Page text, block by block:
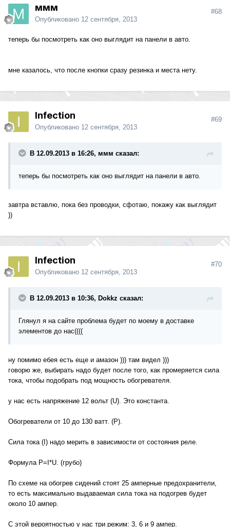
ммм
Опубликовано 12 сентября, 2013
#68
теперь бы посмотреть как оно выглядит на панели в авто.
мне казалось, что после кнопки сразу резинка и места нету.
Infection
Опубликовано 12 сентября, 2013
#69
В 12.09.2013 в 16:26, ммм сказал:
теперь бы посмотреть как оно выглядит на панели в авто.
завтра вставлю, пока без проводки, сфотаю, покажу как выглядит
))
Infection
Опубликовано 12 сентября, 2013
#70
В 12.09.2013 в 10:36, Dokkz сказал:
Глянул я на сайте проблема будет по моему в доставке
элементов до нас((((
ну помимо ебея есть еще и амазон ))) там видел )))
говорю же, выбирать надо будет после того, как промеряется сила
тока, чтобы подобрать под мощность обогревателя.
у нас есть напряжение 12 вольт (U). Это константа.
Обогреватели от 10 до 130 ватт. (P).
Сила тока (I) надо мерить в зависимости от состояния реле.
Формула P=I*U. (грубо)
По схеме на обогрев сидений стоят 25 амперные предохранители,
то есть максимально выдаваемая сила тока на подогрев будет
около 10 ампер.
С этой вероятностью у нас три режим: 3, 6 и 9 ампер.